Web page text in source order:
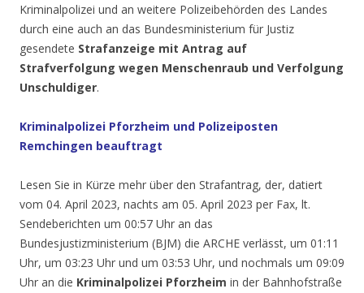
Kriminalpolizei und an weitere Polizeibehörden des Landes
durch eine auch an das Bundesministerium für Justiz
gesendete Strafanzeige mit Antrag auf
Strafverfolgung wegen Menschenraub und Verfolgung
Unschuldiger.
Kriminalpolizei Pforzheim und Polizeiposten
Remchingen beauftragt
Lesen Sie in Kürze mehr über den Strafantrag, der, datiert
vom 04. April 2023, nachts am 05. April 2023 per Fax, lt.
Sendeberichten um 00:57 Uhr an das
Bundesjustizministerium (BJM) die ARCHE verlässt, um 01:11
Uhr, um 03:23 Uhr und um 03:53 Uhr, und nochmals um 09:09
Uhr an die Kriminalpolizei Pforzheim in der Bahnhofstraße